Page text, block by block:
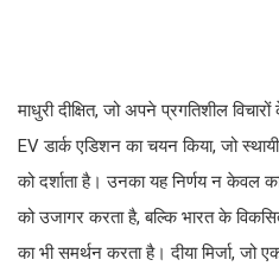
माधुरी दीक्षित, जो अपने प्रगतिशील
EV डार्क एडिशन का चयन किया, जो
को दर्शाता है। उनका यह निर्णय न केवल
को उजागर करता है, बल्कि भारत के
का भी समर्थन करता है। दीया मिर्जा, जो